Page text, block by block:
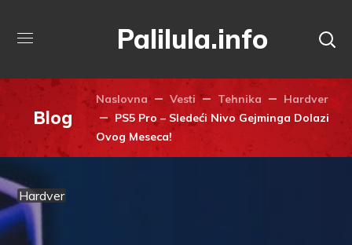
Palilula.info
Blog
Naslovna Vesti Tehnika
Hardver
PS5 Pro – Sledeći Nivo Gejminga Dolazi
Ovog Meseca!
Hardver